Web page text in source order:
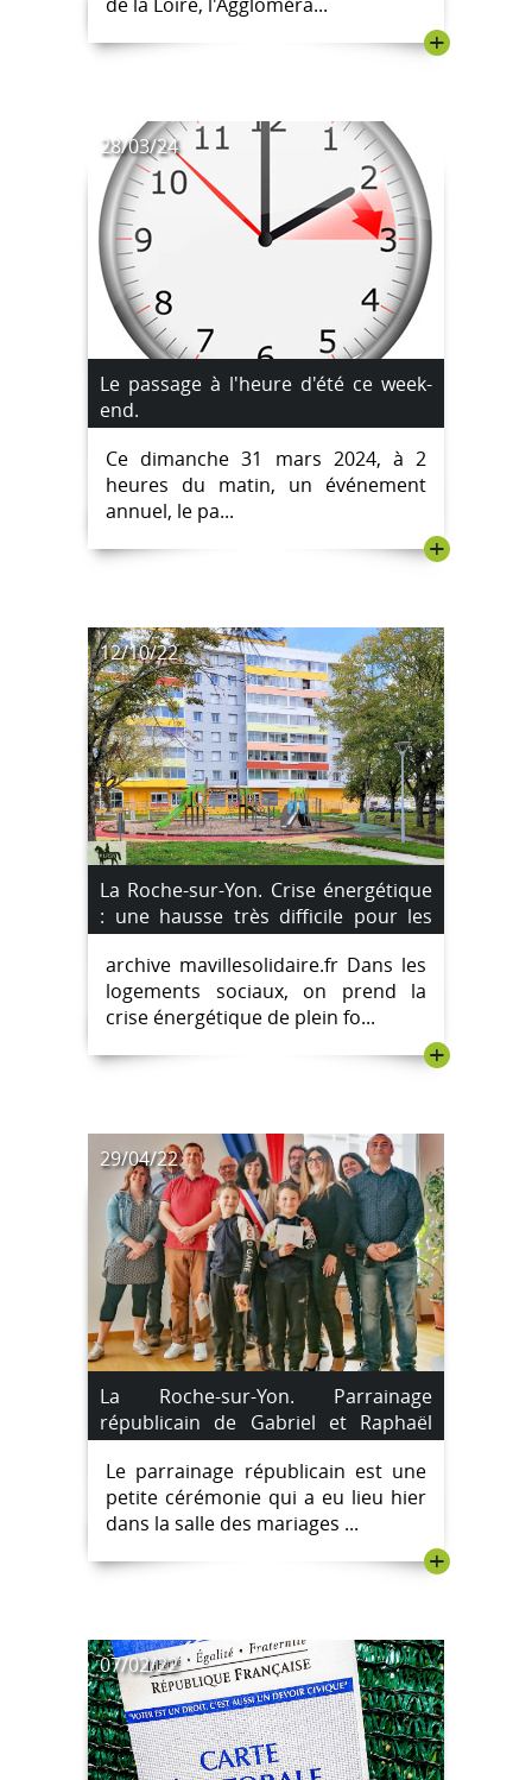
+
28/03/24
Le passage à l'heure d'été ce week-
end.
Ce dimanche 31 mars 2024, à 2
heures du matin, un événement
annuel, le pa...
+
12/10/22
La Roche-sur-Yon. Crise énergétique
: une hausse très difficile pour les
locataires.
archive mavillesolidaire.fr Dans les
logements sociaux, on prend la
crise énergétique de plein fo...
+
29/04/22
La Roche-sur-Yon. Parrainage
républicain de Gabriel et Raphaël
Saroyan.
Le parrainage républicain est une
petite cérémonie qui a eu lieu hier
dans la salle des mariages ...
+
07/02/22